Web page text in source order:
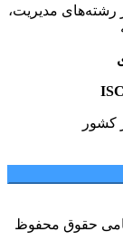
رشته‌های مدیریت،
کشور
تمامی حقوق محفوظ